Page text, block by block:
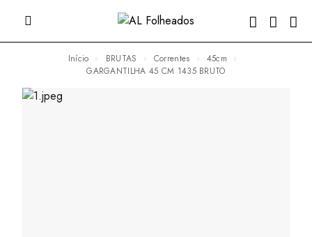
Início BRUTAS Correntes
45cm
GARGANTILHA 45 CM 1435 BRUTO